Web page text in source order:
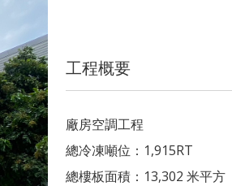
工程概要
廠房空調工程
總冷凍噸位：1,915RT
總樓板面積：13,302 米平方